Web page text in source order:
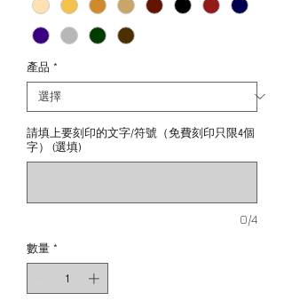
產品 *
請填上要刻印的文字/符號（免費刻印只限4個
字） (選填)
0/4
數量 *